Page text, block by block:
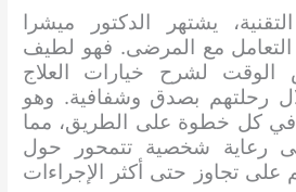
يشتهر الدكتور ميشرا
التعامل مع المرضى. فهو لطيف
لشرح خيارات العلاج
رحلتهم بصدق وشفافية. وهو
كل خطوة على الطريق، مما
رعاية شخصية تتمحور حول
تجاوز حتى أكثر الإجراءات